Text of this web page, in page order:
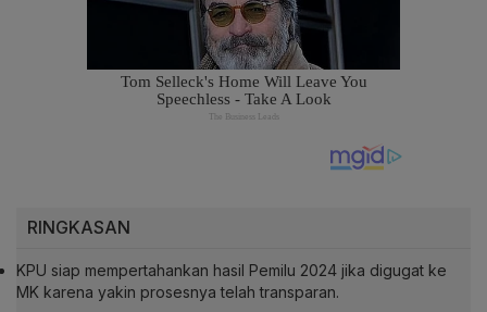
RINGKASAN
KPU siap mempertahankan hasil Pemilu 2024 jika digugat ke
MK karena yakin prosesnya telah transparan.